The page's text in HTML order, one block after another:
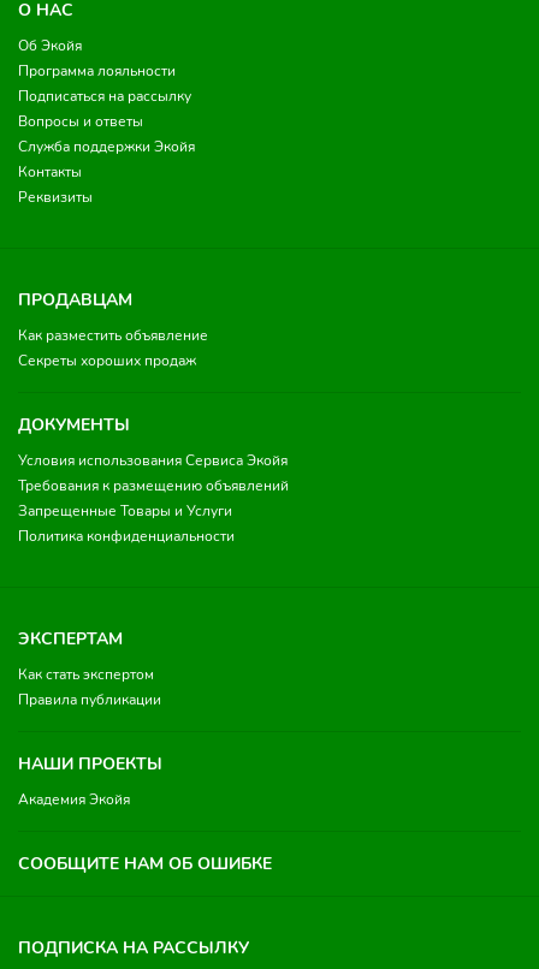
О НАС
Об Экойя
Программа лояльности
Подписаться на рассылку
Вопросы и ответы
Служба поддержки Экойя
Контакты
Реквизиты
ПРОДАВЦАМ
Как разместить объявление
Секреты хороших продаж
ДОКУМЕНТЫ
Условия использования Сервиса Экойя
Требования к размещению объявлений
Запрещенные Товары и Услуги
Политика конфиденциальности
ЭКСПЕРТАМ
Как стать экспертом
Правила публикации
НАШИ ПРОЕКТЫ
Академия Экойя
СООБЩИТЕ НАМ ОБ ОШИБКЕ
ПОДПИСКА НА РАССЫЛКУ